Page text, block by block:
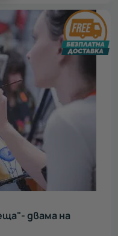
двама на